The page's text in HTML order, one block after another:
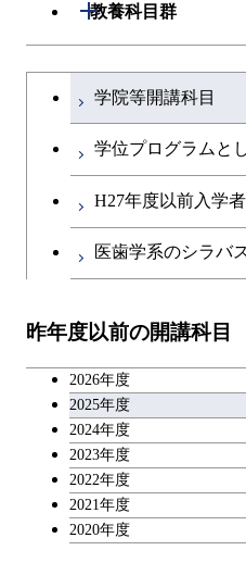
共通専門科目
融合理工学系
初年次専門
工学院，物
教養科目群
開閉
文系教養科
英語科目
第二外国語
アントレプ
学士課程を切り替える
学院等開講科目
学位プログラムと
H27年度以前入学
医歯学系のシラバ
昨年度以前の開講科目
2026年度
2025年度
2024年度
2023年度
2022年度
2021年度
2020年度